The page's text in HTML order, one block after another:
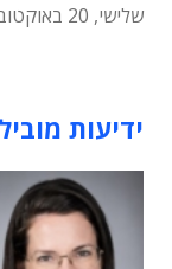
שלישי, 20 באוקטובר 2026
ידיעות